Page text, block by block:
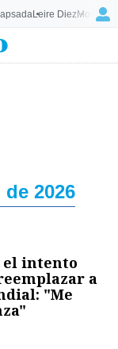
Leire Diez
2026
intento
a
"Me